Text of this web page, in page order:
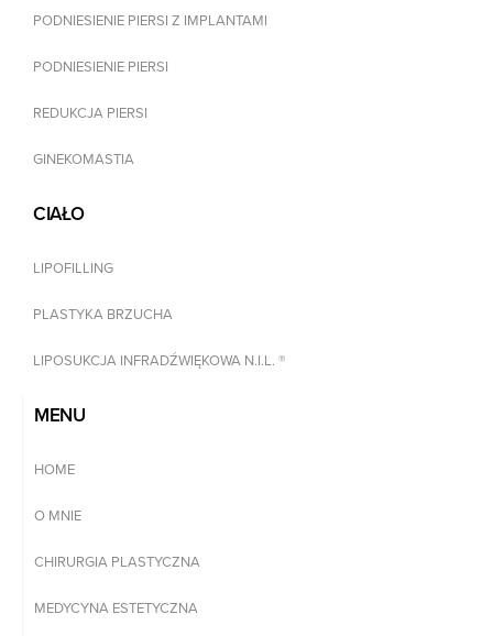
PODNIESIENIE PIERSI Z IMPLANTAMI
PODNIESIENIE PIERSI
REDUKCJA PIERSI
GINEKOMASTIA
CIAŁO
LIPOFILLING
PLASTYKA BRZUCHA
LIPOSUKCJA INFRADŹWIĘKOWA N.I.L. ®
MENU
HOME
O MNIE
CHIRURGIA PLASTYCZNA
MEDYCYNA ESTETYCZNA